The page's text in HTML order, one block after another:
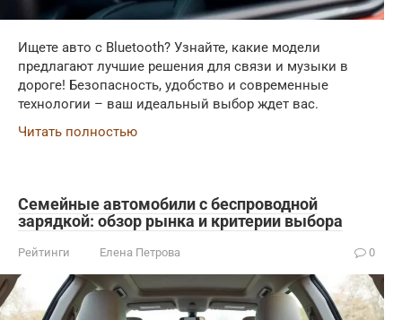
Ищете авто с Bluetooth? Узнайте, какие модели
предлагают лучшие решения для связи и музыки в
дороге! Безопасность, удобство и современные
технологии – ваш идеальный выбор ждет вас.
Читать полностью
Семейные автомобили с беспроводной
зарядкой: обзор рынка и критерии выбора
Рейтинги Елена Петрова 0